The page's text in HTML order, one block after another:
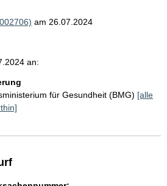
am 26.07.2024
an:
für Gesundheit (BMG) [alle